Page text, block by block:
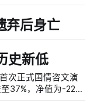
理局随即扩大了得
，但商业航班未受
弃后身亡
史新低
次正式国情咨文演
37%，净值为-22，